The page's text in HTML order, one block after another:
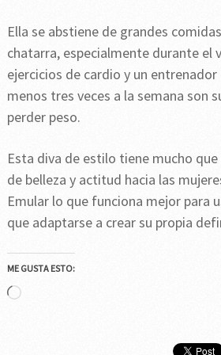
Ella se abstiene de grandes
chatarra, especialmente durante el
ejercicios de cardio y un
menos tres veces a la semana son
perder peso.
Esta diva de estilo tiene mucho
de belleza y actitud hacia las
Emular lo que funciona mejor para
que adaptarse a crear su propia
ME GUSTA ESTO:
Cargando...